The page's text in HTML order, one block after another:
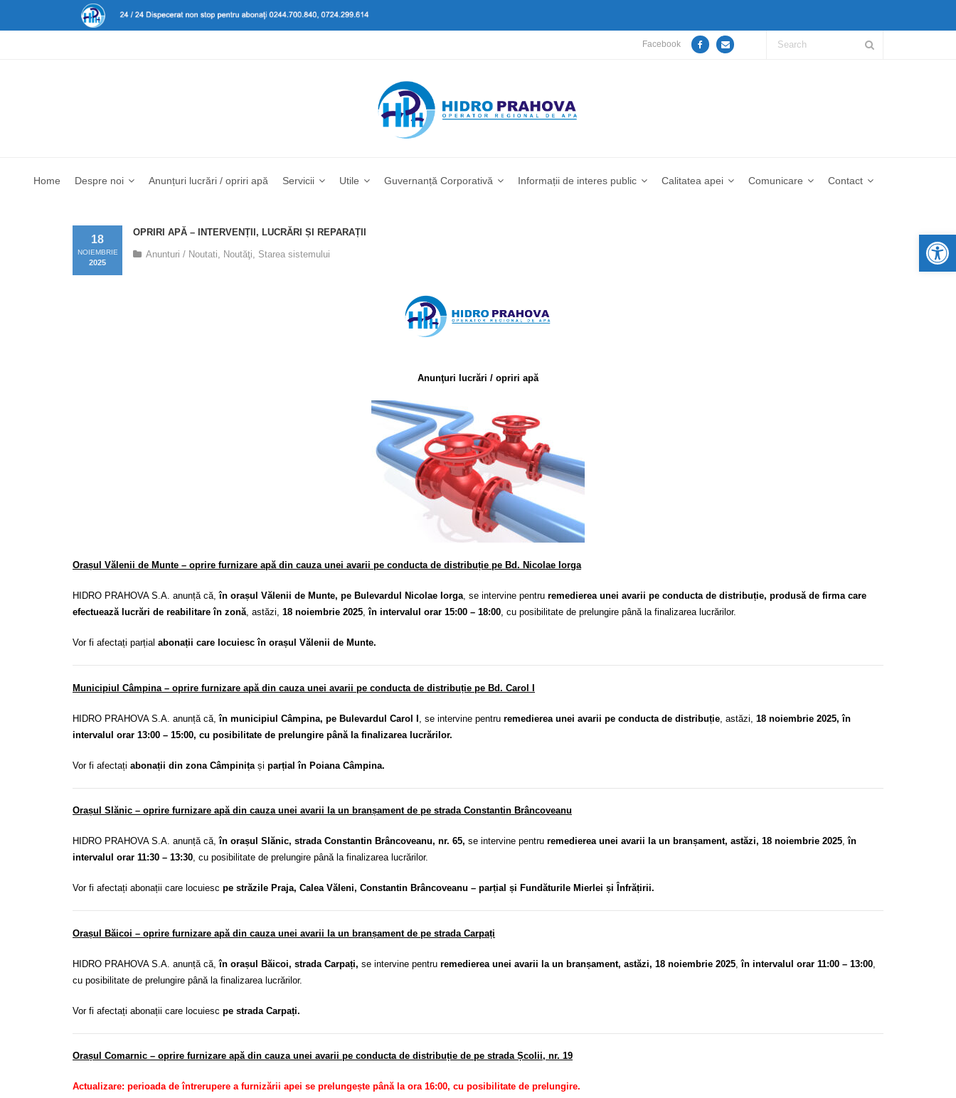
Facebook
Home Despre noi Anunțuri lucrări / opriri apă Servicii Utile Guvernanță Corporativă Informații de interes public Calitatea apei Comunicare Contact
OPRIRI APĂ – INTERVENȚII, LUCRĂRI ȘI REPARAȚII
18
NOIEMBRIE
2025
Anunturi / Noutati Noutăţi Starea sistemului
Anunţuri lucrări / opriri apă
Orașul Vălenii de Munte – oprire furnizare apă din cauza unei avarii pe conducta de distribuție pe Bd. Nicolae Iorga
HIDRO PRAHOVA S.A. anunță că,în orașul Vălenii de Munte, pe Bulevardul Nicolae Iorga, se intervine pentru remedierea unei avarii pe conducta de distribuție, produsă de firma care
efectuează lucrări de reabilitare în zonă, astăzi, 18 noiembrie 2025,în intervalul orar 15:00 – 18:00, cu posibilitate de prelungire până la finalizarea lucrărilor.
Vor fi afectați parțial abonații care locuiesc în orașul Vălenii de Munte.
Municipiul Câmpina – oprire furnizare apă din cauza unei avarii pe conducta de distribuție pe Bd. Carol I
HIDRO PRAHOVA S.A. anunță că,în municipiul Câmpina, pe Bulevardul Carol I , se intervine pentru remedierea unei avarii pe conducta de distribuție , astăzi, 18 noiembrie 2025, în
intervalul orar 13:00 – 15:00, cu posibilitate de prelungire până la finalizarea lucrărilor.
Vor fi afectați abonații din zona Câmpinița și parțial în Poiana Câmpina.
Orașul Slănic – oprire furnizare apă din cauza unei avarii la un branșament de pe strada Constantin Brâncoveanu
HIDRO PRAHOVA S.A. anunță că,în orașul Slănic, strada Constantin Brâncoveanu, nr. 65, se intervine pentru remedierea unei avarii la un branșament, astăzi, 18 noiembrie 2025,în
intervalul orar 11:30 – 13:30, cu posibilitate de prelungire până la finalizarea lucrărilor.
Vor fi afectați abonații care locuiesc pe străzile Praja, Calea Văleni, Constantin Brâncoveanu – parțial și Fundăturile Mierlei și Înfrățirii.
Orașul Băicoi – oprire furnizare apă din cauza unei avarii la un branșament de pe strada Carpați
HIDRO PRAHOVA S.A. anunță că,în orașul Băicoi, strada Carpați, se intervine pentru remedierea unei avarii la un branșament, astăzi, 18 noiembrie 2025 ,în intervalul orar 11:00 – 13:00
cu posibilitate de prelungire până la finalizarea lucrărilor.
Vor fi afectați abonații care locuiesc pe strada Carpați.
Orașul Comarnic – oprire furnizare apă din cauza unei avarii pe conducta de distribuție de pe strada Școlii, nr. 19
Actualizare: perioada de întrerupere a furnizării apei se prelungește până la ora 16:00, cu posibilitate de prelungire.